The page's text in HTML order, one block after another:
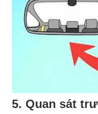
5. Quan sát